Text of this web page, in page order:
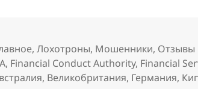
,Лохотроны, Мошенники, Отзывы
, Financial Conduct Authority, Financial
, Великобритания, Германия,